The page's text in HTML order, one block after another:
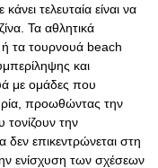
τελευταία είναι να
Τα αθλητικά
τα τουρνουά beach
και
με ομάδες που
προωθώντας την
την
δεν επικεντρώνεται στη
ενίσχυση των σχέσεων